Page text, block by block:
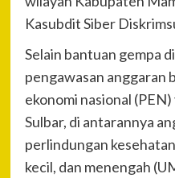
Kasubdit Siber
Selain bantuan gempa
pengawasan anggaran
ekonomi nasional
Sulbar, di antarannya
perlindungan
kecil, dan menengah